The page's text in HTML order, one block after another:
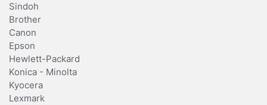
Sindoh
Brother
Canon
Epson
Hewlett-Packard
Konica - Minolta
Kyocera
Lexmark